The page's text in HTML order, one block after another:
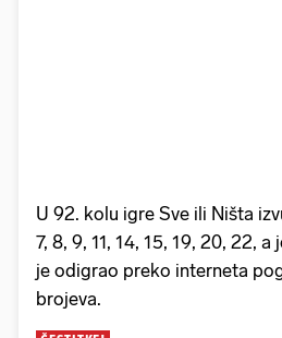
U 92. kolu igre Sve ili Ništa
7, 8, 9, 11, 14, 15, 19, 20, 22,
je odigrao preko interneta
brojeva.